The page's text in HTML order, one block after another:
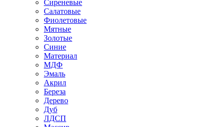
Сиреневые
Салатовые
Фиолетовые
Мятные
Золотые
Синие
Материал
МДФ
Эмаль
Акрил
Береза
Дерево
Дуб
ЛДСП